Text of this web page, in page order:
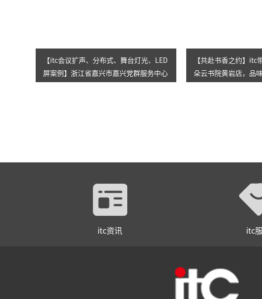
【itc会议扩声、分布式、舞台灯光、LED
屏案例】浙江省嘉兴市嘉兴党群服务中心
【共赴书香之约】itc
朵云书院黄岩店，品
itc资讯 itc